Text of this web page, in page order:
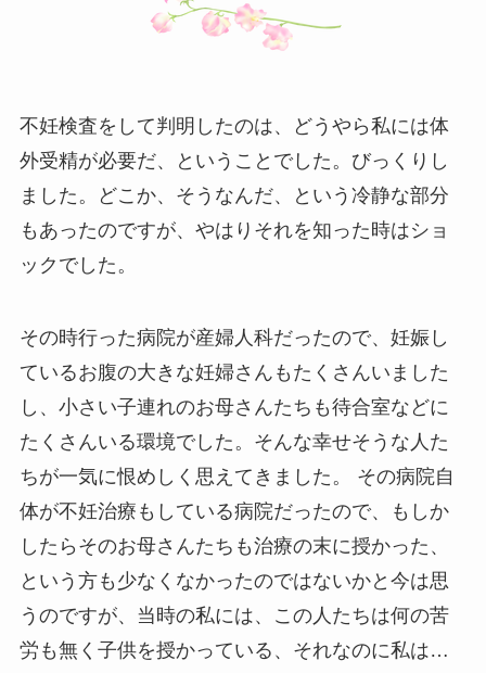
不妊検査をして判明したのは、どうやら私には体
外受精が必要だ、ということでした。びっくりし
ました。どこか、そうなんだ、という冷静な部分
もあったのですが、やはりそれを知った時はショ
ックでした。
その時行った病院が産婦人科だったので、妊娠し
ているお腹の大きな妊婦さんもたくさんいました
し、小さい子連れのお母さんたちも待合室などに
たくさんいる環境でした。そんな幸せそうな人た
ちが一気に恨めしく思えてきました。 その病院自
体が不妊治療もしている病院だったので、もしか
したらそのお母さんたちも治療の末に授かった、
という方も少なくなかったのではないかと今は思
うのですが、当時の私には、この人たちは何の苦
労も無く子供を授かっている、それなのに私は…